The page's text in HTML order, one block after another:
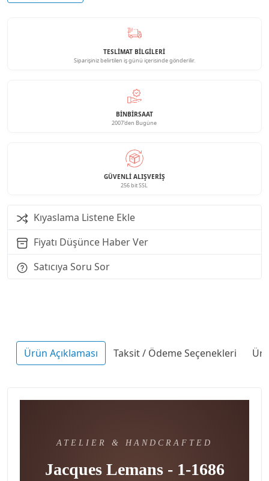
TESLİMAT BİLGİLERİ
Siparişiniz belirtilen iş günü içerisinde gönderilir.
BINBIRSAAT
2007'den Bugüne
GÜVENLI ALIŞVERIŞ
256 bit SSL
Kıyaslama Listene Ekle
Fiyatı Düşünce Haber Ver
Satıcıya Soru Sor
Ürün Açıklaması Taksit / Ödeme Seçenekleri
ATELIER & HANDCRAFTED
Jacques Lemans - 1-1686